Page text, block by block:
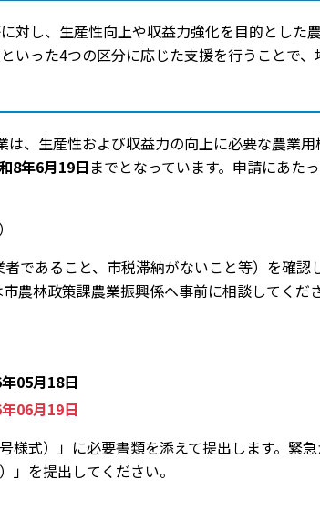
対し、生産性向上や収益力強化を目的とし
いった4つの区分に応じた支援を行うことで
、生産性および収益力の向上に必要な農業用
8年6月19日 までとなっています。申請にあた
であること、市税滞納がないこと等）を確認
農林政策課農業振興係へ事前に相談してくだ
05月18日
06月19日
号様式）」に必要書類を添えて提出します。
」を提出してください。